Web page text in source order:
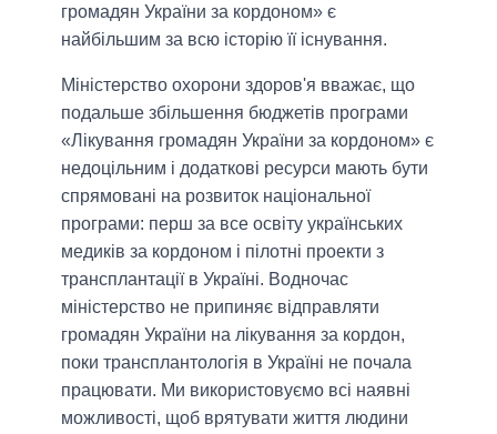
громадян України за кордоном» є
найбільшим за всю історію її існування.
Міністерство охорони здоров'я вважає, що
подальше збільшення бюджетів програми
«Лікування громадян України за кордоном» є
недоцільним і додаткові ресурси мають бути
спрямовані на розвиток національної
програми: перш за все освіту українських
медиків за кордоном і пілотні проекти з
трансплантації в Україні. Водночас
міністерство не припиняє відправляти
громадян України на лікування за кордон,
поки трансплантологія в Україні не почала
працювати. Ми використовуємо всі наявні
можливості, щоб врятувати життя людини